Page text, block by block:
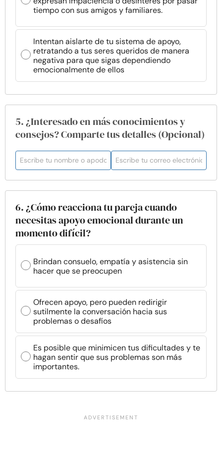
tiempo con sus amigos y familiares.
Intentan aislarte de tu sistema de apoyo,
retratando a tus seres queridos de manera
negativa para que sigas dependiendo
emocionalmente de ellos
5. ¿Interesado en más conocimientos y
consejos? Comparte tus detalles (Opcional)
6. ¿Cómo reacciona tu pareja cuando
necesitas apoyo emocional durante un
momento difícil?
Brindan consuelo, empatía y asistencia sin
hacer que se preocupen
Ofrecen apoyo, pero pueden redirigir
sutilmente la conversación hacia sus
problemas o desafíos
Es posible que minimicen tus dificultades y te
hagan sentir que sus problemas son más
importantes.